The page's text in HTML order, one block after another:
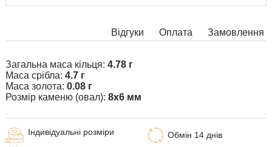
Відгуки Замовлення
Оплата
Загальна маса кільця: 4.78 г
Маса срібла: 4.7 г
Маса золота: 0.08 г
Розмір каменю (овал): 8х6 мм
Обмін 14 днів
Індивідуальні розміри